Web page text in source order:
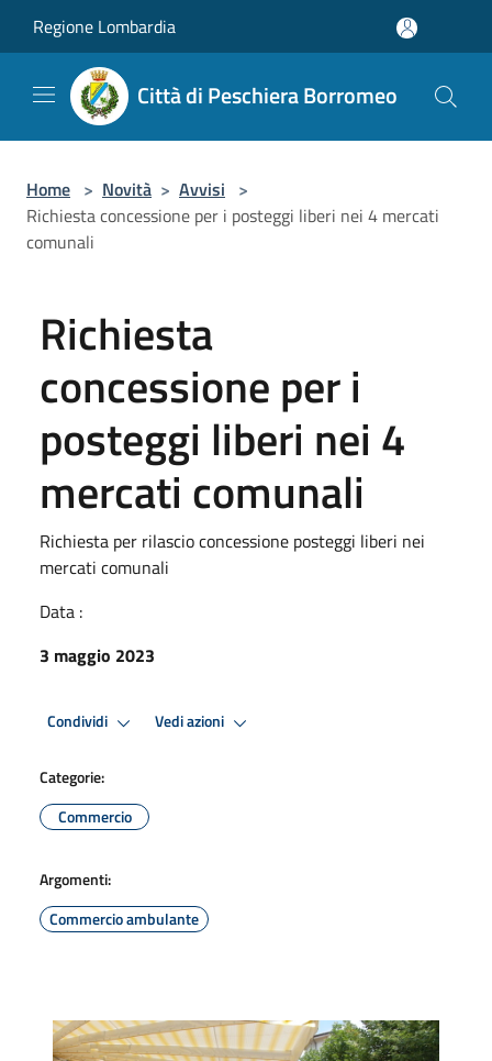
Regione Lombardia
Città di Peschiera Borromeo
Home > Novità > Avvisi >
Richiesta concessione per i posteggi liberi nei 4 mercati
comunali
Richiesta
concessione per i
posteggi liberi nei 4
mercati comunali
Richiesta per rilascio concessione posteggi liberi nei
mercati comunali
Data :
3 maggio 2023
Condividi Vedi azioni
Categorie:
Commercio
Argomenti:
Commercio ambulante